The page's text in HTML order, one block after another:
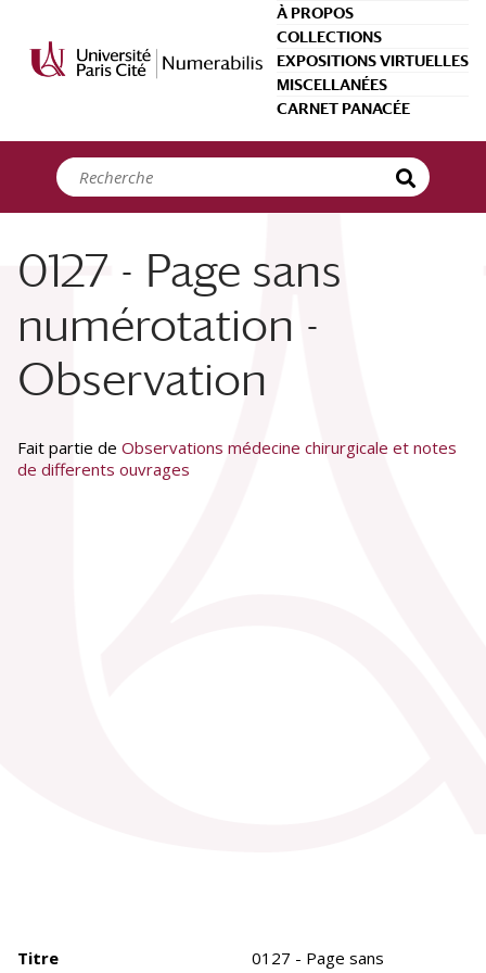
À PROPOS
COLLECTIONS
EXPOSITIONS VIRTUELLES
MISCELLANÉES
CARNET PANACÉE
0127 - Page sans
numérotation -
Observation
Fait partie de Observations médecine chirurgicale et notes
de differents ouvrages
Titre
0127 - Page sans